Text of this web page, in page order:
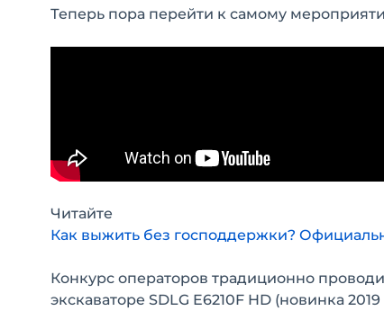
Теперь пора перейти к самому
Читайте
Как выжить без господдержки?
Конкурс операторов традиционно
экскаваторе SDLG E6210F HD (новинка